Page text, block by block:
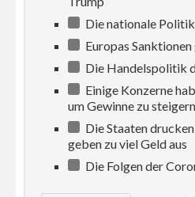
Die nationale Politik
Europas
Die Handelspolitik
Einige Konzerne
um Gewinne zu steigern
Die Staaten
geben zu viel Geld aus
Die Folgen der